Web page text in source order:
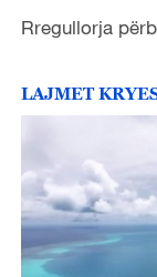
Rregullorja
LAJMET